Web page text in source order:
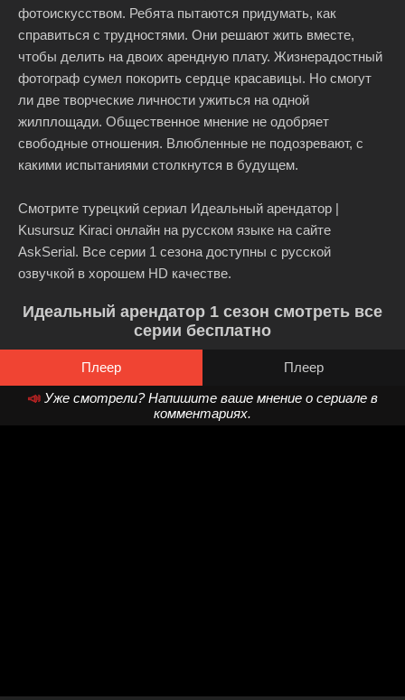
фотоискусством. Ребята пытаются придумать, как
справиться с трудностями. Они решают жить вместе,
чтобы делить на двоих арендную плату. Жизнерадостный
фотограф сумел покорить сердце красавицы. Но смогут
ли две творческие личности ужиться на одной
жилплощади. Общественное мнение не одобряет
свободные отношения. Влюбленные не подозревают, с
какими испытаниями столкнутся в будущем.
Смотрите турецкий сериал Идеальный арендатор |
Kusursuz Kiraci онлайн на русском языке на сайте
AskSerial. Все серии 1 сезона доступны с русской
озвучкой в хорошем HD качестве.
Идеальный арендатор 1 сезон смотреть все
серии бесплатно
Плеер
Плеер
📣 Уже смотрели? Напишите ваше мнение о сериале в
комментариях.